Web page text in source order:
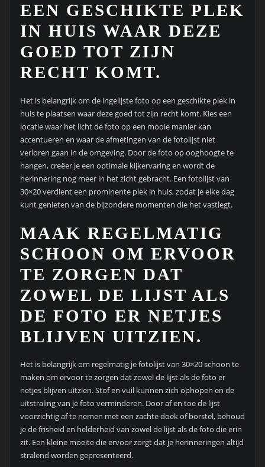
EEN GESCHIKTE PLEK
IN HUIS WAAR DEZE
GOED TOT ZIJN
RECHT KOMT.
Het is belangrijk om de ingelijste foto op een geschikte plek in
huis te plaatsen waar deze goed tot zijn recht komt. Kies een
locatie waar het licht de foto op een mooie manier kan
accentueren en waar de afmetingen van de fotolijst niet
verloren gaan in de omgeving. Door de foto op ooghoogte te
hangen, creëer je een optimale kijkervaring en wordt de
herinnering nog meer in het zicht gebracht. Een fotolijst van
30×20 verdient een prominente plek in huis, zodat je elke dag
kunt genieten van de bijzondere momenten die het vastlegt.
MAAK REGELMATIG
SCHOON OM ERVOOR
TE ZORGEN DAT
ZOWEL DE LIJST ALS
DE FOTO ER NETJES
BLIJVEN UITZIEN.
Het is belangrijk om regelmatig je fotolijst van 30×20 schoon te
maken om ervoor te zorgen dat zowel de lijst als de foto er
netjes blijven uitzien. Stof en vuil kunnen zich ophopen en de
uitstraling van je foto verminderen. Door af en toe de lijst
voorzichtig af te nemen met een zachte doek of borstel, behoud
je de frisheid en helderheid van zowel de lijst als de foto die erin
zit. Een kleine moeite die ervoor zorgt dat je herinneringen altijd
stralend worden gepresenteerd.